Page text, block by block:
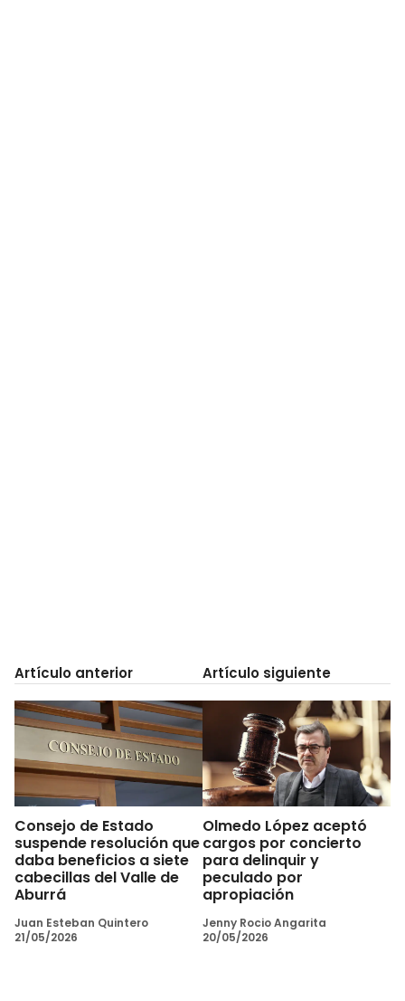
Artículo anterior
Consejo de Estado
suspende resolución que
daba beneficios a siete
cabecillas del Valle de
Aburrá
Juan Esteban Quintero
21/05/2026
Artículo siguiente
Olmedo López aceptó
cargos por concierto
para delinquir y
peculado por
apropiación
Jenny Rocio Angarita
20/05/2026